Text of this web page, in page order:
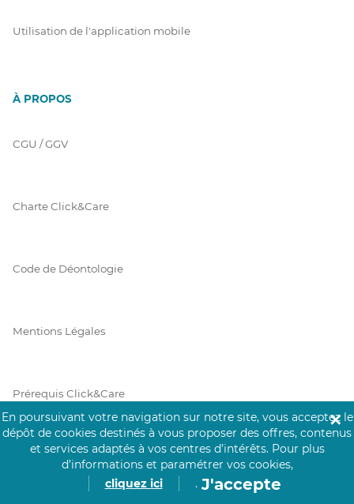
Utilisation de l'application mobile
À PROPOS
CGU / GGV
Charte Click&Care
Code de Déontologie
Mentions Légales
Prérequis Click&Care
Protection des Données
En poursuivant votre navigation sur notre site, vous acceptez le
dépôt de cookies destinés à vous proposer des offres, contenus
et services adaptés à vos centres d’intérêts. Pour plus
d’informations et paramétrer vos cookies,
cliquez ici
. J'accepte
✕